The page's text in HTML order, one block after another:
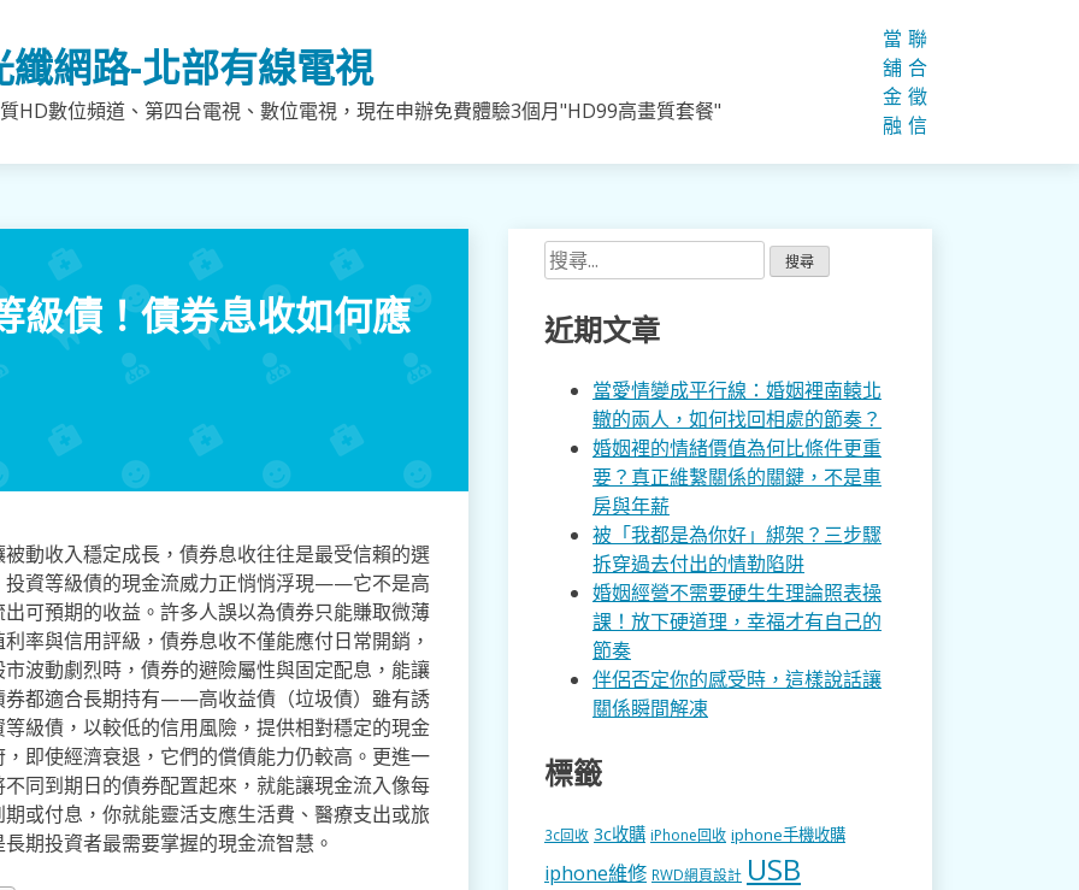
網路-北部有線電視
HD數位頻道、第四台電視、數位電視，現在申辦免費體驗3個月"HD99高畫質套餐"
當
舖
金
融
聯
合
徵
信
級債！債券息收如何應
動收入穩定成長，債券息收往往是最受信賴的選
投資等級債的現金流威力正悄悄浮現——它不是高
可預期的收益。許多人誤以為債券只能賺取微薄
率與信用評級，債券息收不僅能應付日常開銷，
波動劇烈時，債券的避險屬性與固定配息，能讓
券都適合長期持有——高收益債（垃圾債）雖有誘
級債，以較低的信用風險，提供相對穩定的現金
即使經濟衰退，它們的償債能力仍較高。更進一
同到期日的債券配置起來，就能讓現金流入像每
或付息，你就能靈活支應生活費、醫療支出或旅
期投資者最需要掌握的現金流智慧。
搜
尋
關
鍵
近期文章
當愛情變成平行線：婚姻裡南轅北
轍的兩人，如何找回相處的節奏？
婚姻裡的情緒價值為何比條件更重
要？真正維繫關係的關鍵，不是車
房與年薪
被「我都是為你好」綁架？三步驟
拆穿過去付出的情勒陷阱
婚姻經營不需要硬生生理論照表操
課！放下硬道理，幸福才有自己的
節奏
伴侶否定你的感受時，這樣說話讓
關係瞬間解凍
標籤
3c回收 3c收購 iPhone回收 iphone手機收購
iphone維修 RWD網頁設計 USB